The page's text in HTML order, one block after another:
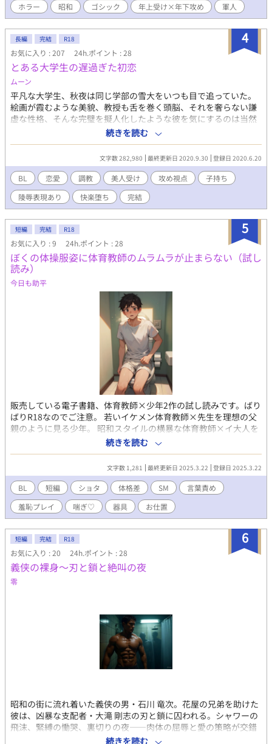
ホラー 昭和 ゴシック 年上受け×年下攻め 軍人
4
長編 完結 R18
お気に入り : 207 24h.ポイント : 28
とある大学生の遅過ぎた初恋
ムーン
平凡な大学生、秋夜は同じ学部の雪大をいつも目で追っていた。
絵画が霞むような美貌、教授も舌を巻く頭脳、それを奢らない謙
虚な性格、そんな完璧を擬人化したような彼を気にするのは当然
のことだった。だから話したこともない同性を目で追っていても
自分の感情を深く考えることはなかった。 ある日、友人が主催し
た飲み会がきっかけで雪大と友人になった。友人としての日々を
過ごすうち、自身の恋心に気付いた秋夜は雪大を避け始める。し
かし雪大は初めての友人を失いたくないと追い縋る、秋夜は抑え
られなくなった性欲のままに雪大を陵辱し、心身共に傷付けた。
その日から雪大は不可解な行動を取った。秋夜に襲われると分か
っていながら友人だった頃のままの日常を望んだ。秋夜は雪大が
誰にも助けを求めず逃げようともしないのをいいことに不慣れな
調教を施していく。 ──── ────── 調教初心者による大
人しいヤンデレへの調教ものになります。 ※R18ですが、序盤に
その要素はほぼありません。 ※昭和の設定ですが昭和らしさはほ
ぼありませんのでご了承ください。 ※若干のオカルト要素があり
ます、ご了承ください。 ※暴力・陵辱表現があります。 ※拙作
「俺の名前は今日からポチです」「ストーカー気質な青年の恋は
実るのか」の世界の過去の話となっておりますが、ストーリー・
キャラ共にリンクしませんので単体でお楽しみ頂けます。
続きを読む
文字数 282,980 最終更新日 2020.9.30 登録日 2020.6.20
BL 恋愛 調教 美人受け 攻め視点
子持ち
陵辱表現あり
快楽堕ち 完結
5
短編 完結 R18
お気に入り : 9 24h.ポイント : 28
ぼくの体操服姿に体育教師のムラムラが止まらない（試し
読み）
今日も助平
販売している電子書籍、体育教師×少年2作の試し読みです。ばり
ばりR18なのでご注意。 若いイケメン体育教師×先生を理想の父
親のように見る少年。 昭和スタイルの横暴な体育教師×イ大人を
警戒して心の中で見下している少年。 こちらは試し読みになりま
す。 気になった方は電子書籍版をぜひ！ ↓に販売ページのリンク
続きを読む
文字数 1,281 最終更新日 2025.3.22 登録日 2025.3.22
BL 短編 ショタ 体格差 SM
言葉責め
羞恥プレイ
喘ぎ♡ 器具 お仕置
6
短編 完結 R18
お気に入り : 20 24h.ポイント : 28
義侠の裸身〜刃と鎖と絶叫の夜
零
昭和の街に流れ着いた義侠の男・石川 竜次。花屋の兄弟を助けた
彼は、凶暴な支配者・大滝 剛志の刃と鎖に囚われる。シャワーの
飛沫、緊縛の慟哭、裏切りの夜――肉体の屈辱と愛の策略が交錯
する、任侠ノワールの絶叫が響く！ 拙作「聖職より堕ちた教師」
続きを読む